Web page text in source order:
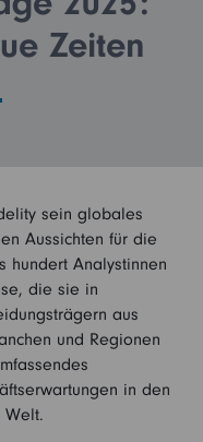
Fidelity Kunde?
Fidelity Kunde?
Zeiten
sein globales
Aussichten für die
hundert Analystinnen
die sie in
aus
und Regionen
in den
Welt.